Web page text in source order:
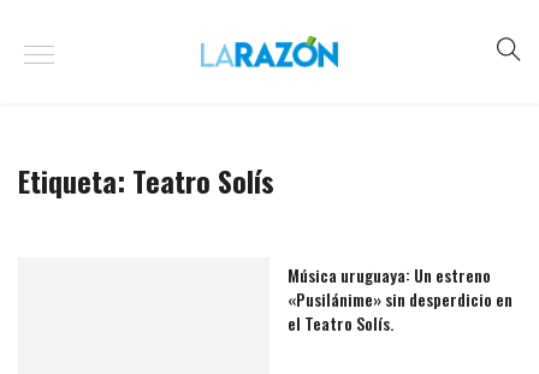
Etiqueta: Teatro Solís
Música uruguaya: Un estreno
«Pusilánime» sin desperdicio en
el Teatro Solís.